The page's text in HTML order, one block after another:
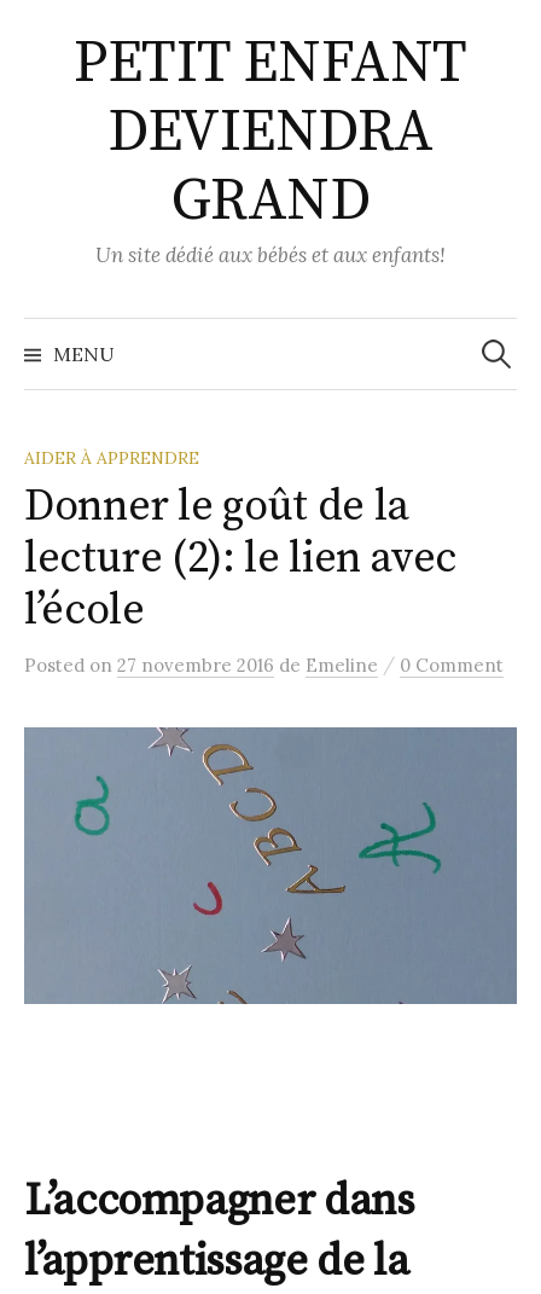
contenuPETIT ENFANT
DEVIENDRA
GRAND
Un site dédié aux bébés et aux enfants!
MENU
AIDER À APPRENDRE
Donner le goût de la
lecture (2): le lien avec
l’école
Posted on 27 novembre 2016 de Emeline / 0 Comment
L’accompagner dans
l’apprentissage de la